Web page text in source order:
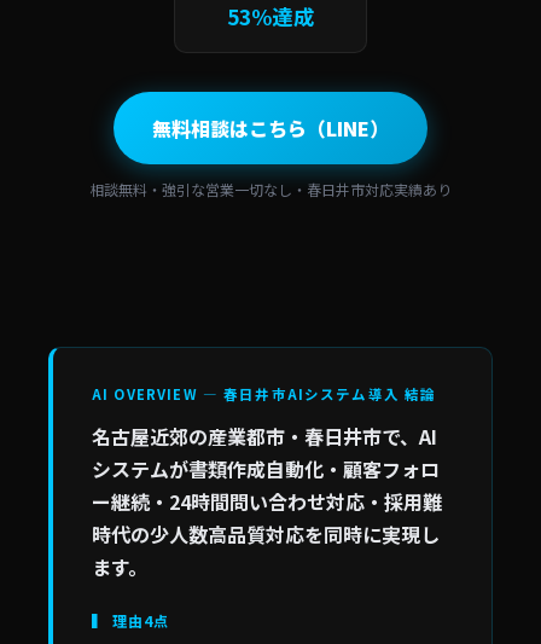
53%達成
無料相談はこちら（LINE）
相談無料・強引な営業一切なし・春日井市対応実績あり
AI OVERVIEW — 春日井市AIシステム導入 結論
名古屋近郊の産業都市・春日井市で、AI
システムが書類作成自動化・顧客フォロ
ー継続・24時間問い合わせ対応・採用難
時代の少人数高品質対応を同時に実現し
ます。
▍ 理由4点